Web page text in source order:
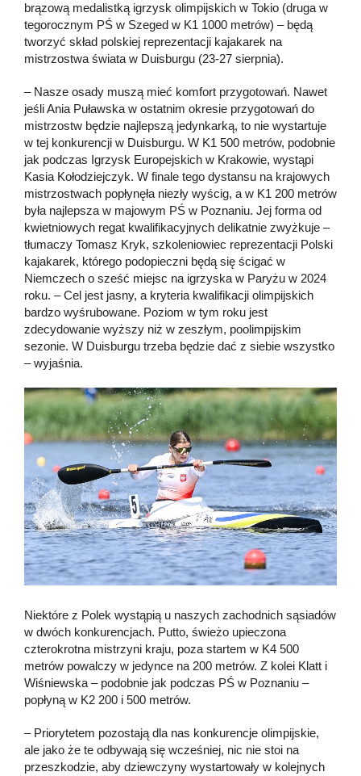
brązową medalistką igrzysk olimpijskich w Tokio (druga w
tegorocznym PŚ w Szeged w K1 1000 metrów) – będą
tworzyć skład polskiej reprezentacji kajakarek na
mistrzostwa świata w Duisburgu (23-27 sierpnia).
– Nasze osady muszą mieć komfort przygotowań. Nawet
jeśli Ania Puławska w ostatnim okresie przygotowań do
mistrzostw będzie najlepszą jedynkarką, to nie wystartuje
w tej konkurencji w Duisburgu. W K1 500 metrów, podobnie
jak podczas Igrzysk Europejskich w Krakowie, wystąpi
Kasia Kołodziejczyk. W finale tego dystansu na krajowych
mistrzostwach popłynęła niezły wyścig, a w K1 200 metrów
była najlepsza w majowym PŚ w Poznaniu. Jej forma od
kwietniowych regat kwalifikacyjnych delikatnie zwyżkuje –
tłumaczy Tomasz Kryk, szkoleniowiec reprezentacji Polski
kajakarek, którego podopieczni będą się ścigać w
Niemczech o sześć miejsc na igrzyska w Paryżu w 2024
roku. – Cel jest jasny, a kryteria kwalifikacji olimpijskich
bardzo wyśrubowane. Poziom w tym roku jest
zdecydowanie wyższy niż w zeszłym, poolimpijskim
sezonie. W Duisburgu trzeba będzie dać z siebie wszystko
– wyjaśnia.
Niektóre z Polek wystąpią u naszych zachodnich sąsiadów
w dwóch konkurencjach. Putto, świeżo upieczona
czterokrotna mistrzyni kraju, poza startem w K4 500
metrów powalczy w jedynce na 200 metrów. Z kolei Klatt i
Wiśniewska – podobnie jak podczas PŚ w Poznaniu –
popłyną w K2 200 i 500 metrów.
– Priorytetem pozostają dla nas konkurencje olimpijskie,
ale jako że te odbywają się wcześniej, nic nie stoi na
przeszkodzie, aby dziewczyny wystartowały w kolejnych